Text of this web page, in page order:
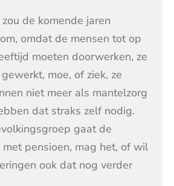
de komende jaren
omdat de mensen tot op
moeten doorwerken, ze
gewerkt, moe, of ziek, ze
niet meer als mantelzorg
dat straks zelf nodig.
gaat de
met pensioen, mag het, of wil
ook dat nog verder